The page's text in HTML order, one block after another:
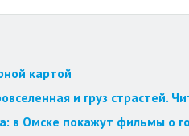
картой
и груз страстей.
в Омске покажут фильмы о